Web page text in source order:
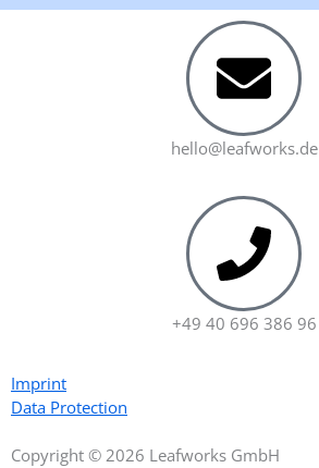
i
hello@leafworks.de
+49 40 696 386 96
Imprint
Data Protection
Copyright © 2026 Leafworks GmbH